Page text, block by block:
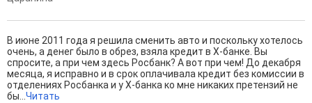
В июне 2011 года я решила сменить авто и поскольку хотелось
очень, а денег было в обрез, взяла кредит в Х-банке. Вы
спросите, а при чем здесь Росбанк? А вот при чем! До декабря
месяца, я исправно и в срок оплачивала кредит без комиссии в
отделениях Росбанка и у Х-банка ко мне никаких претензий не
бы...Читать